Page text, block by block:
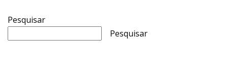
Pesquisar
Pesquisar